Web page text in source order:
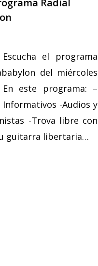
Radial
el programa
del miércoles
este programa: –
-Audios y
-Trova libre con
guitarra libertaria…